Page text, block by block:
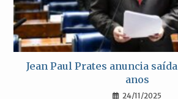
Jean Paul Prates anuncia
anos
24/11/2025